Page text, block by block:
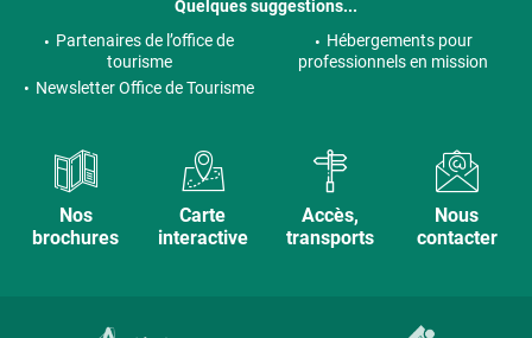
Quelques suggestions...
Partenaires de l’office de
tourisme
Hébergements pour
professionnels en mission
Newsletter Office de Tourisme
Nos
brochures
Carte
interactive
Accès,
transports
Nous
contacter